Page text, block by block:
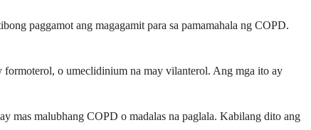
paggamot ang magagamit para sa pamamahala ng COPD.
o umeclidinium na may vilanterol. Ang mga ito ay
mas malubhang COPD o madalas na paglala. Kabilang dito ang